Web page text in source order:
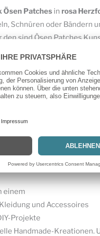
-
Metallösen
Menge
Ösen Patchesin rosa
Schnüren oder
sind Ösen Patches
den Stoff rund um
Kunstleder rosa Herz –
einem
und Accessoires
Projekte
Handmade-Kreationen.